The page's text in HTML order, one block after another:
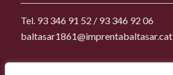
Tel. 93 346 91 52 / 93 346 92 06
baltasar1861@imprentabaltasar.cat